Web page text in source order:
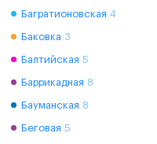
Багратионовская 4
Баковка 3
Балтийская 5
Баррикадная 8
Бауманская 8
Беговая 5